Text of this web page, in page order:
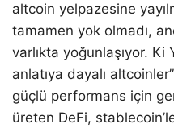
altcoin yelpazesine
tamamen yok olmadı,
varlıkta yoğunlaşıyor. Ki
anlatıya dayalı
güçlü performans için
üreten DeFi,